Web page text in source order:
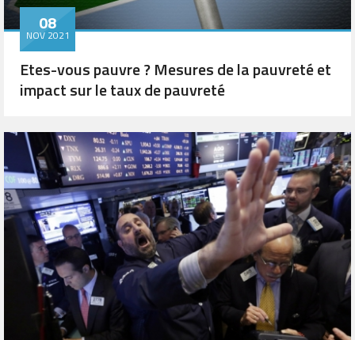
08
NOV 2021
Etes-vous pauvre ? Mesures de la pauvreté et
impact sur le taux de pauvreté